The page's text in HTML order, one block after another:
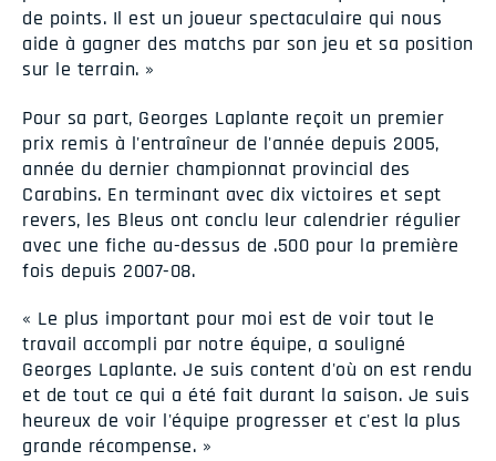
de points. Il est un joueur spectaculaire qui nous
aide à gagner des matchs par son jeu et sa position
sur le terrain. »
Pour sa part, Georges Laplante reçoit un premier
prix remis à l'entraîneur de l'année depuis 2005,
année du dernier championnat provincial des
Carabins. En terminant avec dix victoires et sept
revers, les Bleus ont conclu leur calendrier régulier
avec une fiche au-dessus de .500 pour la première
fois depuis 2007-08.
« Le plus important pour moi est de voir tout le
travail accompli par notre équipe, a souligné
Georges Laplante. Je suis content d'où on est rendu
et de tout ce qui a été fait durant la saison. Je suis
heureux de voir l'équipe progresser et c'est la plus
grande récompense. »